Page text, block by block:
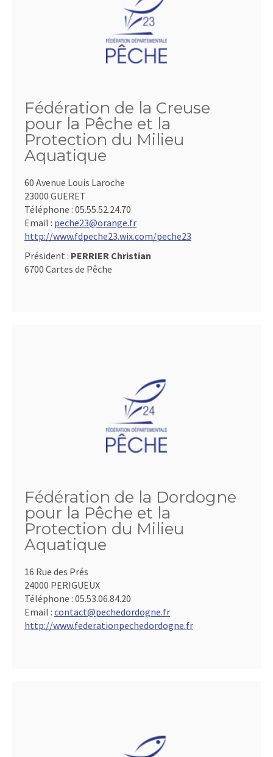
Fédération de la Creuse
pour la Pêche et la
Protection du Milieu
Aquatique
60 Avenue Louis Laroche
23000 GUERET
Téléphone : 05.55.52.24.70
Email : peche23@orange.fr
http://www.fdpeche23.wix.com/peche23
Président : PERRIER Christian
6700 Cartes de Pêche
Fédération de la Dordogne
pour la Pêche et la
Protection du Milieu
Aquatique
16 Rue des Prés
24000 PERIGUEUX
Téléphone : 05.53.06.84.20
Email : contact@pechedordogne.fr
http://www.federationpechedordogne.fr